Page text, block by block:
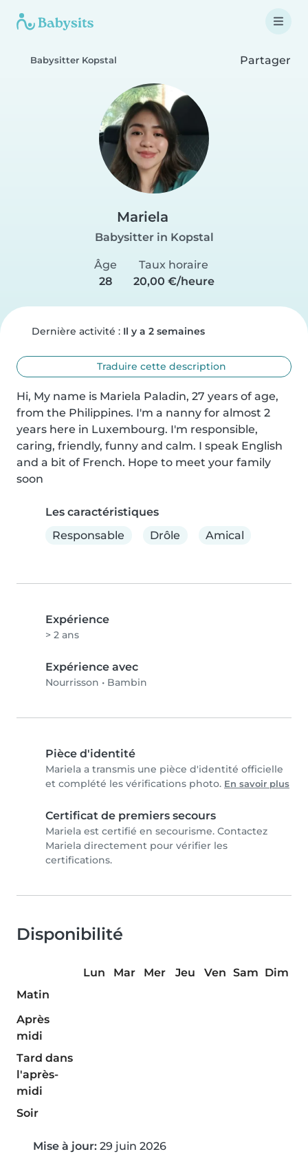
Babysitter Kopstal Partager
Mariela
Babysitter in Kopstal
Âge
28
Taux horaire
20,00 €/heure
Dernière activité : Il y a 2 semaines
Traduire cette description
Hi, My name is Mariela Paladin, 27 years of age,
from the Philippines. I'm a nanny for almost 2
years here in Luxembourg. I'm responsible,
caring, friendly, funny and calm. I speak English
and a bit of French. Hope to meet your family
soon
Les caractéristiques
Responsable
Drôle Amical
Expérience
> 2 ans
Expérience avec
Nourrisson • Bambin
Pièce d'identité
Mariela a transmis une pièce d'identité officielle
et complété les vérifications photo. En savoir plus
Certificat de premiers secours
Mariela est certifié en secourisme. Contactez
Mariela directement pour vérifier les
certifications.
Disponibilité
Lun Mar Mer Jeu Ven Sam Dim
Matin
Après
midi
Tard dans
l'après-
midi
Soir
Mise à jour: 29 juin 2026